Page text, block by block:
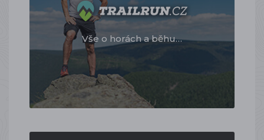
Vše o horách a běhu…